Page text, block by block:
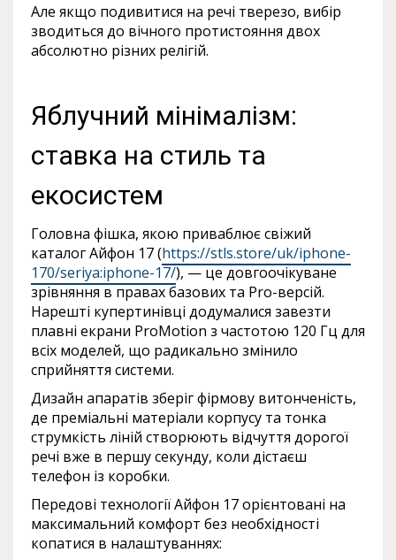
Але якщо подивитися на речі тверезо, вибір
зводиться до вічного протистояння двох
абсолютно різних релігій.
Яблучний мінімалізм:
ставка на стиль та
екосистем
Головна фішка, якою приваблює свіжий
каталог Айфон 17 (https://stls.store/uk/iphone-
170/seriya:iphone-17/), — це довгоочікуване
зрівняння в правах базових та Pro-версій.
Нарешті купертинівці додумалися завезти
плавні екрани ProMotion з частотою 120 Гц для
всіх моделей, що радикально змінило
сприйняття системи.
Дизайн апаратів зберіг фірмову витонченість,
де преміальні матеріали корпусу та тонка
струмкість ліній створюють відчуття дорогої
речі вже в першу секунду, коли дістаєш
телефон із коробки.
Передові технології Айфон 17 орієнтовані на
максимальний комфорт без необхідності
копатися в налаштуваннях: